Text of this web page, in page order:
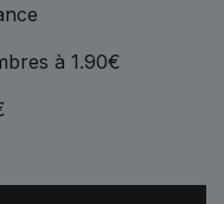
à 1.90€